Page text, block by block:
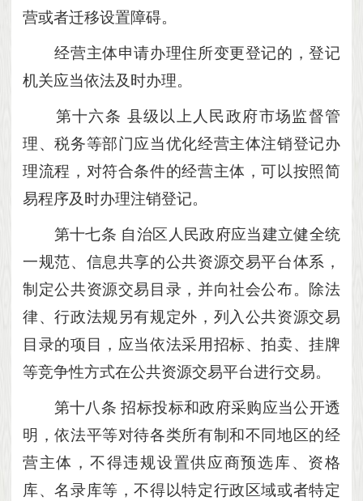
营或者迁移设置障碍。
经营主体申请办理住所变更登记的，登记
机关应当依法及时办理。
第十六条 县级以上人民政府市场监督管
理、税务等部门应当优化经营主体注销登记办
理流程，对符合条件的经营主体，可以按照简
易程序及时办理注销登记。
第十七条 自治区人民政府应当建立健全统
一规范、信息共享的公共资源交易平台体系，
制定公共资源交易目录，并向社会公布。除法
律、行政法规另有规定外，列入公共资源交易
目录的项目，应当依法采用招标、拍卖、挂牌
等竞争性方式在公共资源交易平台进行交易。
第十八条 招标投标和政府采购应当公开透
明，依法平等对待各类所有制和不同地区的经
营主体，不得违规设置供应商预选库、资格
库、名录库等，不得以特定行政区域或者特定